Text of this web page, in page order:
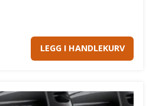
LEGG I HANDLEKURV